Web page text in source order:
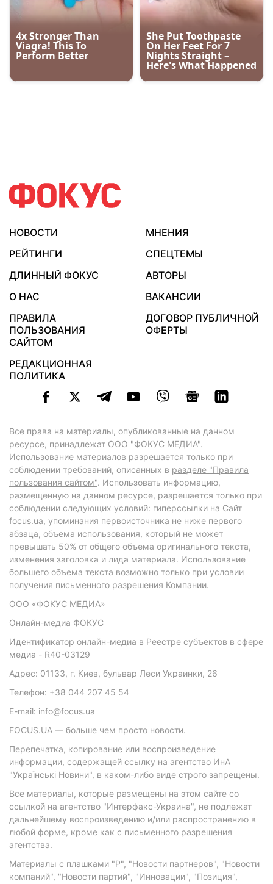
НОВОСТИ
МНЕНИЯ
РЕЙТИНГИ
СПЕЦТЕМЫ
ДЛИННЫЙ ФОКУС
АВТОРЫ
О НАС
ВАКАНСИИ
ПРАВИЛА
ПОЛЬЗОВАНИЯ
САЙТОМ
ДОГОВОР ПУБЛИЧНОЙ
ОФЕРТЫ
РЕДАКЦИОННАЯ
ПОЛИТИКА
Все права на материалы, опубликованные на данном
ресурсе, принадлежат ООО "ФОКУС МЕДИА".
Использование материалов разрешается только при
соблюдении требований, описанных в разделе "Правила
пользования сайтом". Использовать информацию,
размещенную на данном ресурсе, разрешается только при
соблюдении следующих условий: гиперссылки на Сайт
focus.ua, упоминания первоисточника не ниже первого
абзаца, объема использования, который не может
превышать 50% от общего объема оригинального текста,
изменения заголовка и лида материала. Использование
большего объема текста возможно только при условии
получения письменного разрешения Компании.
ООО «ФОКУС МЕДИА»
Онлайн-медиа ФОКУС
Идентификатор онлайн-медиа в Реестре субъектов в сфере
медиа - R40-03129
Адрес: 01133, г. Киев, бульвар Леси Украинки, 26
Телефон: +38 044 207 45 54
E-mail: info@focus.ua
FOCUS.UA — больше чем просто новости.
Перепечатка, копирование или воспроизведение
информации, содержащей ссылку на агентство ИнА
"Українські Новини", в каком-либо виде строго запрещены.
Все материалы, которые размещены на этом сайте со
ссылкой на агентство "Интерфакс-Украина", не подлежат
дальнейшему воспроизведению и/или распространению в
любой форме, кроме как с письменного разрешения
агентства.
Материалы с плашками "Р", "Новости партнеров", "Новости
компаний", "Новости партий", "Инновации", "Позиция",